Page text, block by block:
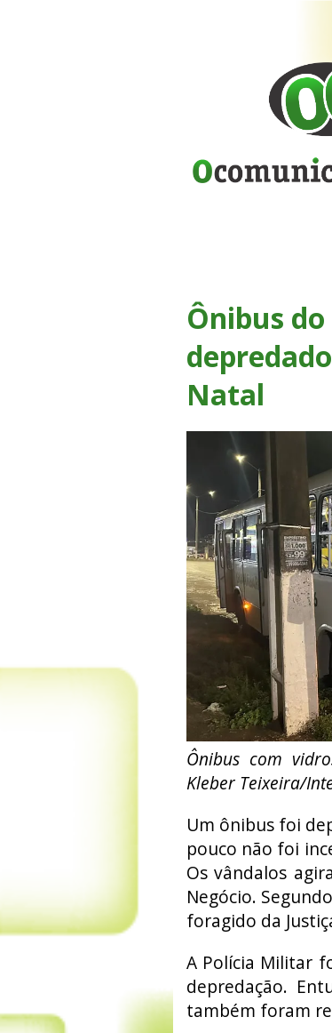
Ônibus
Natal
Ônibus com
Kleber Teixeira/
Um ônibus foi
pouco não foi
Os vândalos
Negócio.
foragido da
A Polícia Militar
depredação.
também foram